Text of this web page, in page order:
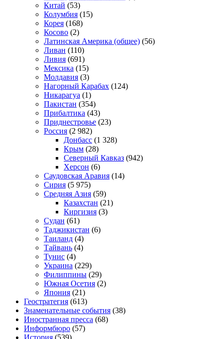
Китай (53)
Колумбия (15)
Корея (168)
Косово (2)
Латинская Америка (общее) (56)
Ливан (110)
Ливия (691)
Мексика (15)
Молдавия (3)
Нагорный Карабах (124)
Никарагуа (1)
Пакистан (354)
Прибалтика (43)
Приднестровье (23)
Россия (2 982)
Донбасс (1 328)
Крым (28)
Северный Кавказ (942)
Херсон (6)
Саудовская Аравия (14)
Сирия (5 975)
Средняя Азия (59)
Казахстан (21)
Киргизия (3)
Судан (61)
Таджикистан (6)
Таиланд (4)
Тайвань (4)
Тунис (4)
Украина (229)
Филиппины (29)
Южная Осетия (2)
Япония (21)
Геостратегия (613)
Знаменательные события (38)
Иностранная пресса (68)
Информбюро (57)